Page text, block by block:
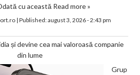
cu această Read more »
| Published:august 3, 2026 - 2:43 pm
și devine cea mai valoroasă companie
din lume
Grup